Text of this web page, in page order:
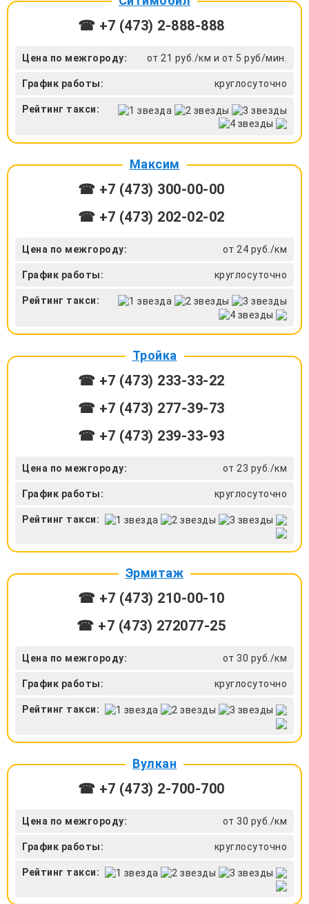
☎ +7 (473) 2-888-888
Цена по межгороду: от 21 руб./км и от 5 руб/мин.
График работы: круглосуточно
Рейтинг такси:
Максим
☎ +7 (473) 300-00-00
☎ +7 (473) 202-02-02
Цена по межгороду: от 24 руб./км
График работы: круглосуточно
Рейтинг такси:
Тройка
☎ +7 (473) 233-33-22
☎ +7 (473) 277-39-73
☎ +7 (473) 239-33-93
Цена по межгороду: от 23 руб./км
График работы: круглосуточно
Рейтинг такси:
Эрмитаж
☎ +7 (473) 210-00-10
☎ +7 (473) 272077-25
Цена по межгороду: от 30 руб./км
График работы: круглосуточно
Рейтинг такси:
Вулкан
☎ +7 (473) 2-700-700
Цена по межгороду: от 30 руб./км
График работы: круглосуточно
Рейтинг такси: